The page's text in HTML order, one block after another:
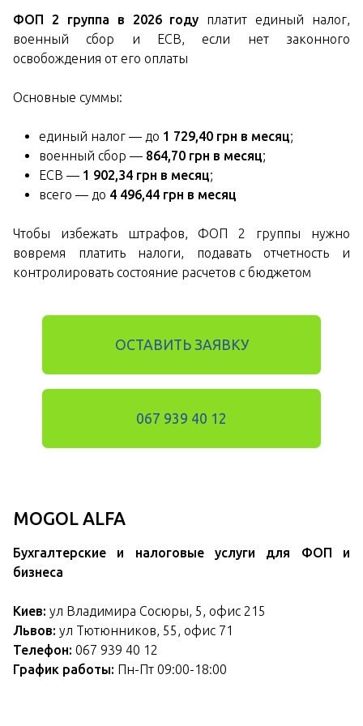
ФОП 2 группа в 2026 году платит единый налог,
военный сбор и ЕСВ, если нет законного
освобождения от его оплаты
Основные суммы:
единый налог — до 1 729,40 грн в месяц;
военный сбор — 864,70 грн в месяц;
ЕСВ — 1 902,34 грн в месяц;
всего — до 4 496,44 грн в месяц
Чтобы избежать штрафов, ФОП 2 группы нужно
вовремя платить налоги, подавать отчетность и
контролировать состояние расчетов с бюджетом
ОСТАВИТЬ ЗАЯВКУ
067 939 40 12
MOGOL ALFA
Бухгалтерские и налоговые услуги для ФОП и
бизнеса
Киев: ул Владимира Сосюры, 5, офис 215
Львов: ул Тютюнников, 55, офис 71
Телефон: 067 939 40 12
График работы: Пн-Пт 09:00-18:00